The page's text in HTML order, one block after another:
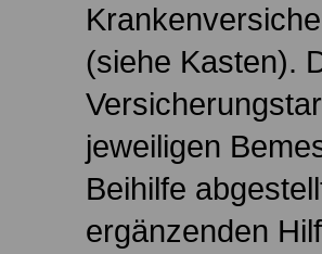
(siehe Kasten).
jeweiligen
Beihilfe
ergänzenden